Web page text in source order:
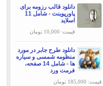
دانلود قالب رزومه برای
پاورپوینت - شامل 11
اسلاید
قیمت: 10,000 تومان
دانلود طرح جابر در مورد
منظومه شمسی و سیاره
ها - شامل 14 صفحه،
فرمت ورد
قیمت: 185,000 تومان